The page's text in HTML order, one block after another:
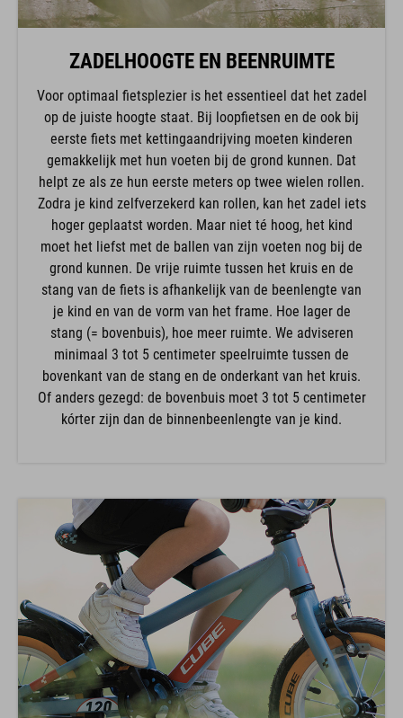
ZADELHOOGTE EN BEENRUIMTE
Voor optimaal fietsplezier is het essentieel dat het zadel
op de juiste hoogte staat. Bij loopfietsen en de ook bij
eerste fiets met kettingaandrijving moeten kinderen
gemakkelijk met hun voeten bij de grond kunnen. Dat
helpt ze als ze hun eerste meters op twee wielen rollen.
Zodra je kind zelfverzekerd kan rollen, kan het zadel iets
hoger geplaatst worden. Maar niet té hoog, het kind
moet het liefst met de ballen van zijn voeten nog bij de
grond kunnen. De vrije ruimte tussen het kruis en de
stang van de fiets is afhankelijk van de beenlengte van
je kind en van de vorm van het frame. Hoe lager de
stang (= bovenbuis), hoe meer ruimte. We adviseren
minimaal 3 tot 5 centimeter speelruimte tussen de
bovenkant van de stang en de onderkant van het kruis.
Of anders gezegd: de bovenbuis moet 3 tot 5 centimeter
kórter zijn dan de binnenbeenlengte van je kind.